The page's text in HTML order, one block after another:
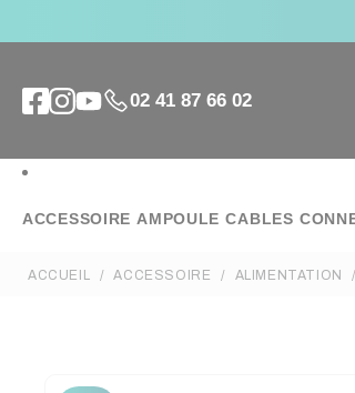
02 41 87 66 02
ACCESSOIRE AMPOULE CABLES
ACCUEIL ACCESSOIRE ALIMENTATION